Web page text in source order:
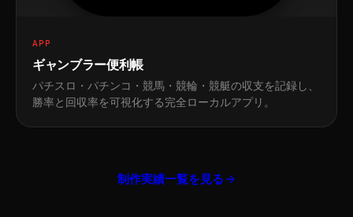
APP
ギャンブラー便利帳
パチスロ・パチンコ・競馬・競輪・競艇の収支を記録し、
勝率と回収率を可視化する完全ローカルアプリ。
制作実績一覧を見る